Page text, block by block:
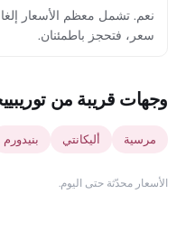
نعم. تشمل معظم الأسعار
سعر، فتحجز باطمئنان.
وجهات قريبة من
مرسية أليكانتي بنيدورم
الأسعار محدّثة حتى اليوم.